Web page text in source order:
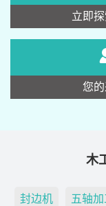
立即
您
木
封边机 五轴